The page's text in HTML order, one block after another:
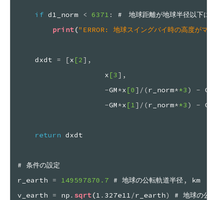
if d1_norm < 6371 :
#　地球距離が地球半径以下に
print("ERROR: 地球スイングバイ時の高度がマ
dxdt = [x[2] ,
x[3] ,
-GM*x[0] / (r_norm**3 ) -
-GM*x[1] / (r_norm**3 ) -
return dxdt
# 条件の設定
r_earth = 149597870.7 # 地球の公転軌道半径,
km
v_earth = np . sqrt(1 . 327e11/r_earth)
# 地球の公